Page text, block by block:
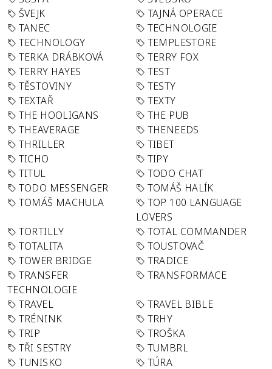
ŠVEJK
TAJNÁ OPERACE
TANEC
TECHNOLOGIE
TECHNOLOGY
TEMPLESTORE
TERKA DRÁBKOVÁ
TERRY FOX
TERRY HAYES
TEST
TĚSTOVINY
TESTY
TEXTAŘ
TEXTY
THE HOOLIGANS
THE PUB
THEAVERAGE
THENEEDS
THRILLER
TIBET
TICHO
TIPY
TITUL
TODO CHAT
TODO MESSENGER
TOMÁŠ HALÍK
TOMÁŠ MACHULA
TOP 100 LANGUAGE
LOVERS
TORTILLY
TOTAL COMMANDER
TOTALITA
TOUSTOVAČ
TOWER BRIDGE
TRADICE
TRANSFER
TECHNOLOGIE
TRANSFORMACE
TRAVEL
TRAVEL BIBLE
TRÉNINK
TRHY
TRIP
TROŠKA
TŘI SESTRY
TUMBRL
TUNISKO
TÚRA